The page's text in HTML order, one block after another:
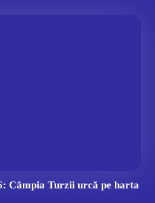
Câmpia Turzii urcă pe harta